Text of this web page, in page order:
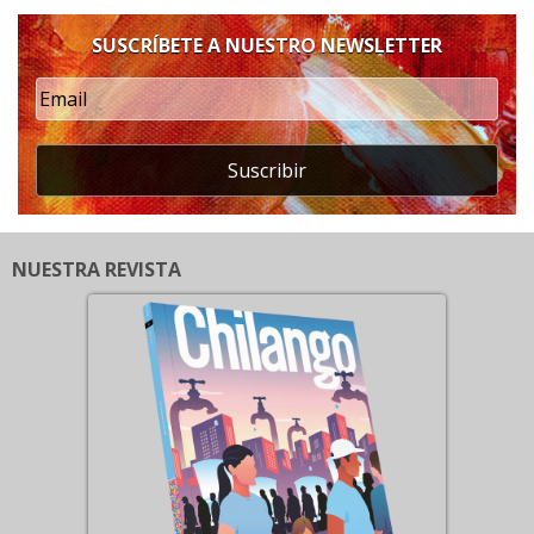
SUSCRÍBETE A NUESTRO NEWSLETTER
Suscribir
NUESTRA REVISTA